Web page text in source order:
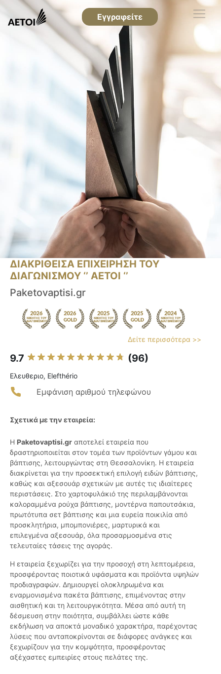
Εγγραφείτε
ΔΙΑΚΡΙΘΕΙΣΑ ΕΠΙΧΕΙΡΗΣΗ ΤΟΥ
ΔΙΑΓΩΝΙΣΜΟΥ ‘’ ΑΕΤΟΙ ‘’
Paketovaptisi.gr
Δείτε περισσότερα >>
9.7 (96)
Ελευθεριο, Elefthério
Εμφάνιση αριθμού τηλεφώνου
Σχετικά με την εταιρεία:
Η Paketovaptisi.gr αποτελεί εταιρεία που
δραστηριοποιείται στον τομέα των προϊόντων γάμου και
βάπτισης, λειτουργώντας στη Θεσσαλονίκη. Η εταιρεία
διακρίνεται για την προσεκτική επιλογή ειδών βάπτισης,
καθώς και αξεσουάρ σχετικών με αυτές τις ιδιαίτερες
περιστάσεις. Στο χαρτοφυλάκιό της περιλαμβάνονται
καλοραμμένα ρούχα βάπτισης, μοντέρνα παπουτσάκια,
πρωτότυπα σετ βάπτισης και μια ευρεία ποικιλία από
προσκλητήρια, μπομπονιέρες, μαρτυρικά και
επιλεγμένα αξεσουάρ, όλα προσαρμοσμένα στις
τελευταίες τάσεις της αγοράς.
Η εταιρεία ξεχωρίζει για την προσοχή στη λεπτομέρεια,
προσφέροντας ποιοτικά υφάσματα και προϊόντα υψηλών
προδιαγραφών. Δημιουργεί ολοκληρωμένα και
εναρμονισμένα πακέτα βάπτισης, επιμένοντας στην
αισθητική και τη λειτουργικότητα. Μέσα από αυτή τη
δέσμευση στην ποιότητα, συμβάλλει ώστε κάθε
εκδήλωση να αποκτά μοναδικό χαρακτήρα, παρέχοντας
λύσεις που ανταποκρίνονται σε διάφορες ανάγκες και
ξεχωρίζουν για την κομψότητα, προσφέροντας
αξέχαστες εμπειρίες στους πελάτες της.